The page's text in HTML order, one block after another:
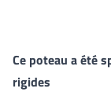
Ce poteau a été
rigides